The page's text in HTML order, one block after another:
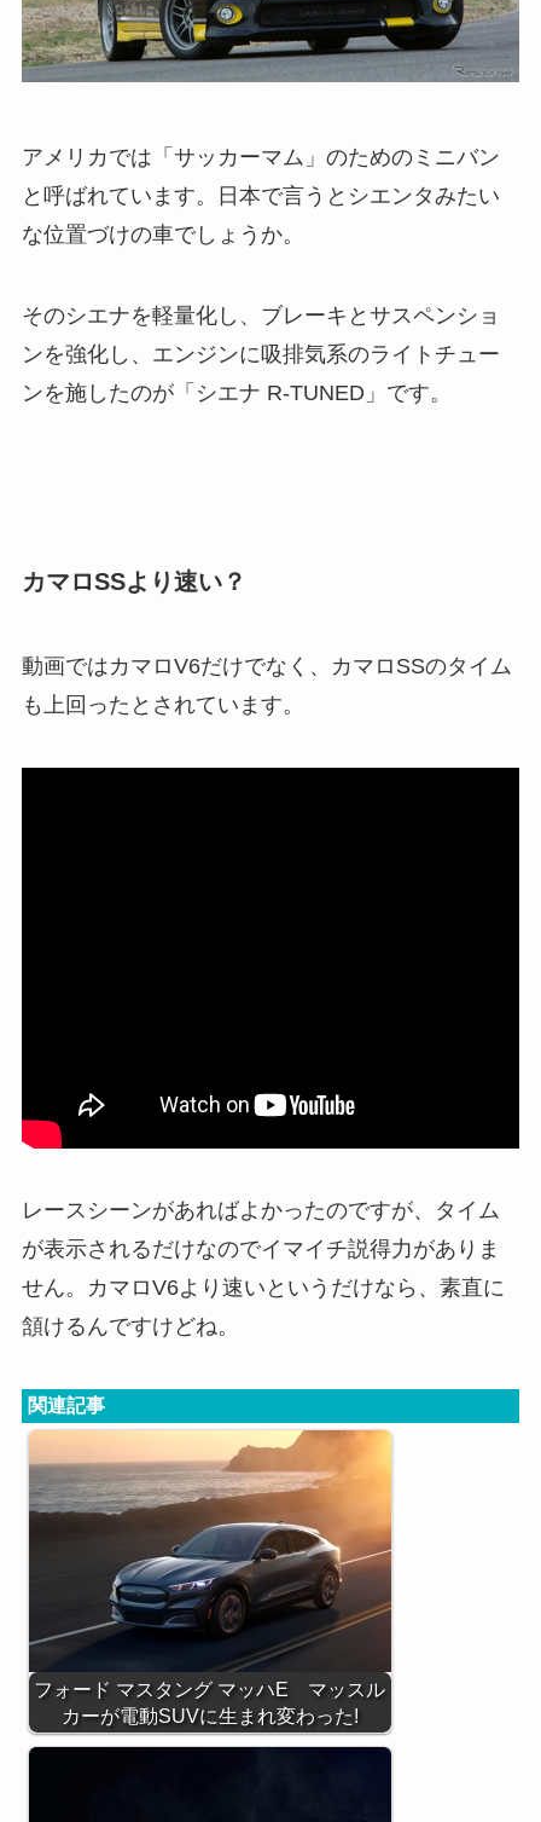
アメリカでは「サッカーマム」のためのミニバン
と呼ばれています。日本で言うとシエンタみたい
な位置づけの車でしょうか。
そのシエナを軽量化し、ブレーキとサスペンショ
ンを強化し、エンジンに吸排気系のライトチュー
ンを施したのが「シエナ R-TUNED」です。
カマロSSより速い？
動画ではカマロV6だけでなく、カマロSSのタイム
も上回ったとされています。
レースシーンがあればよかったのですが、タイム
が表示されるだけなのでイマイチ説得力がありま
せん。カマロV6より速いというだけなら、素直に
頷けるんですけどね。
関連記事
フォード マスタング マッハE マッスル
カーが電動SUVに生まれ変わった!